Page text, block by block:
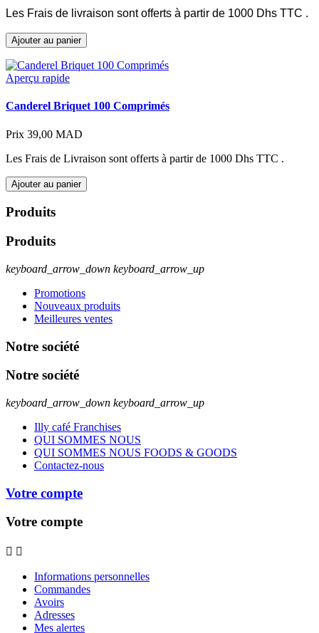
Les Frais de livraison sont offerts à partir de 1000 Dhs TTC .
Ajouter au panier
Aperçu rapide
Canderel Briquet 100 Comprimés
Prix 39,00 MAD
Les Frais de Livraison sont offerts à partir de 1000 Dhs TTC .
Ajouter au panier
Produits
Produits
keyboard_arrow_down keyboard_arrow_up
Promotions
Nouveaux produits
Meilleures ventes
Notre société
Notre société
keyboard_arrow_down keyboard_arrow_up
Illy café Franchises
QUI SOMMES NOUS
QUI SOMMES NOUS FOODS & GOODS
Contactez-nous
Votre compte
Votre compte
 
Informations personnelles
Commandes
Avoirs
Adresses
Mes alertes